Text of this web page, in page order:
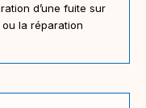
d’une fuite sur
la réparation